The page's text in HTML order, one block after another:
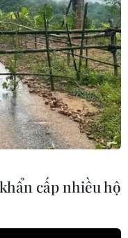
cấp nhiều hộ